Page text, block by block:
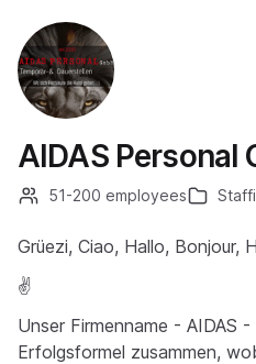
AIDAS Personal
51-200 employees
Grüezi, Ciao, Hallo, Bonjour,
✌️
Unser Firmenname - AIDAS
Erfolgsformel zusammen,